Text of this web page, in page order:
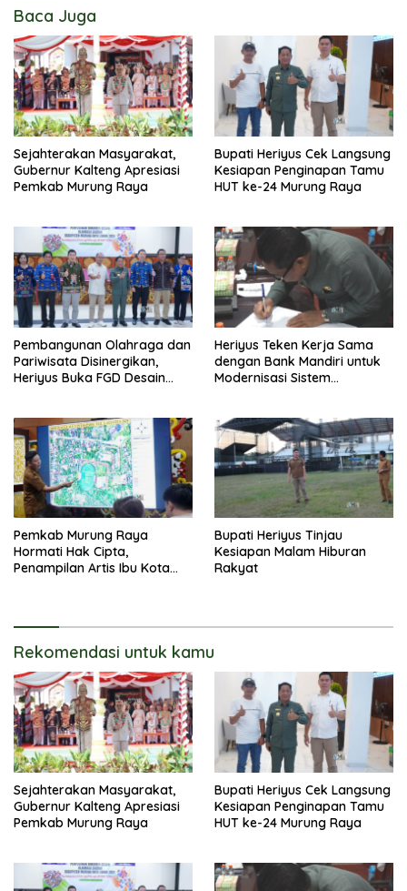
Baca Juga
Sejahterakan Masyarakat,
Gubernur Kalteng Apresiasi
Pemkab Murung Raya
Bupati Heriyus Cek Langsung
Kesiapan Penginapan Tamu
HUT ke-24 Murung Raya
Pembangunan Olahraga dan
Pariwisata Disinergikan,
Heriyus Buka FGD Desain
Heriyus Teken Kerja Sama
dengan Bank Mandiri untuk
Modernisasi Sistem
Pemkab Murung Raya
Hormati Hak Cipta,
Penampilan Artis Ibu Kota
Bupati Heriyus Tinjau
Kesiapan Malam Hiburan
Rakyat
Rekomendasi untuk kamu
Sejahterakan Masyarakat,
Gubernur Kalteng Apresiasi
Pemkab Murung Raya
Bupati Heriyus Cek Langsung
Kesiapan Penginapan Tamu
HUT ke-24 Murung Raya